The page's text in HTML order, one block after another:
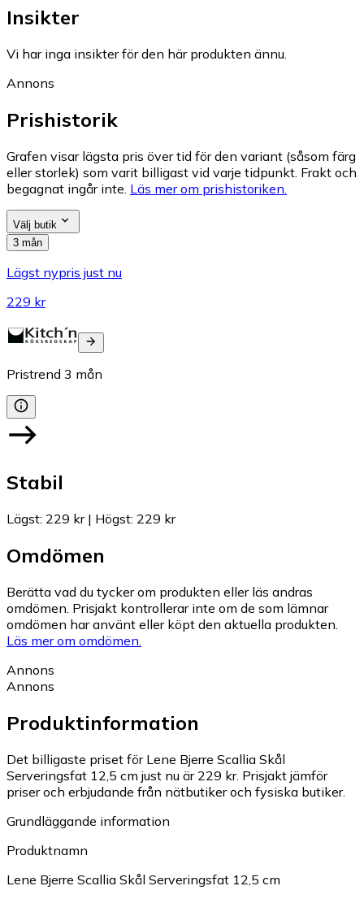
Insikter
Vi har inga insikter för den här produkten ännu.
Annons
Prishistorik
Grafen visar lägsta pris över tid för den variant (såsom färg
eller storlek) som varit billigast vid varje tidpunkt. Frakt och
begagnat ingår inte. Läs mer om prishistoriken.
Välj butik
3 mån
Lägst nypris just nu
229 kr
Pristrend 3 mån
Stabil
Lägst: 229 kr| Högst: 229 kr
Omdömen
Berätta vad du tycker om produkten eller läs andras
omdömen. Prisjakt kontrollerar inte om de som lämnar
omdömen har använt eller köpt den aktuella produkten.
Läs mer om omdömen.
Annons
Annons
Produktinformation
Det billigaste priset för Lene Bjerre Scallia Skål
Serveringsfat 12,5 cm just nu är 229 kr. Prisjakt jämför
priser och erbjudande från nätbutiker och fysiska butiker.
Grundläggande information
Produktnamn
Lene Bjerre Scallia Skål Serveringsfat 12,5 cm